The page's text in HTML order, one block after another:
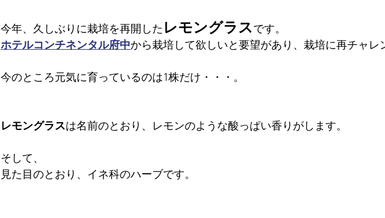
今年、久しぶりに栽培を再開した レモングラスです。
ホテルコンチネンタル府中から栽培して欲しいと要望があり、栽培に再チャレ
今のところ元気に育っているのは1株だけ・・・。
レモングラスは名前のとおり、レモンのような酸っぱい香りがします。
そして、
見た目のとおり、イネ科のハーブです。